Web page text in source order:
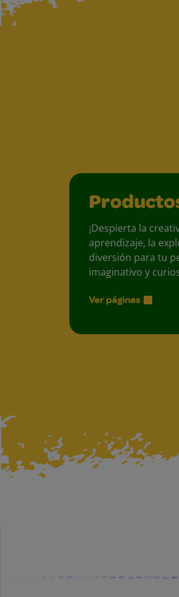
¡Despierta la
aprendizaje, la
diversión para tu
imaginativo y
Ver páginas